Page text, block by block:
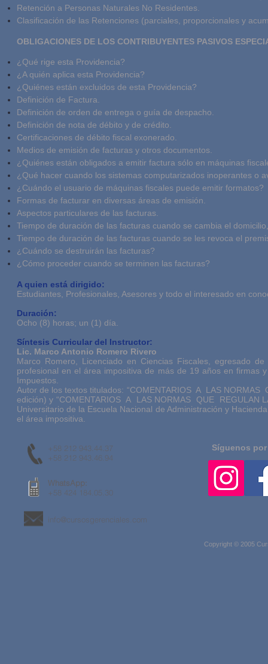
Retención a Personas Naturales No Residentes.
Clasificación de las Retenciones (parciales, proporcionales y
OBLIGACIONES DE LOS CONTRIBUYENTES PASIVOS
¿Qué rige esta Providencia?
¿A quién aplica esta Providencia?
¿Quiénes están excluidos de esta Providencia?
Definición de Factura.
Definición de orden de entrega o guía de despacho.
Definición de nota de débito y de crédito.
Certificaciones de débito fiscal exonerado.
Medios de emisión de facturas y otros documentos.
¿Quiénes están obligados a emitir factura sólo en máquinas
¿Qué hacer cuando los sistemas computarizados inoperantes o
¿Cuándo el usuario de máquinas fiscales puede emitir formatos?
Formas de facturar en diversas áreas de emisión.
Aspectos particulares de las facturas.
Tiempo de duración de las facturas cuando se cambia el
Tiempo de duración de las facturas cuando se les revoca el
¿Cuándo se destruirán las facturas?
¿Cómo proceder cuando se terminen las facturas?
A quien está dirigido:
Estudiantes, Profesionales, Asesores y todo el interesado en
Duración:
Ocho (8) horas; un (1) día.
Síntesis Curricular del Instructor:
Lic. Marco Antonio Romero Rivero
Marco Romero, Licenciado en Ciencias Fiscales, egresado
profesional en el área impositiva de más de 19 años en firmas
Impuestos.
Autor de los textos titulados: “COMENTARIOS A LAS
edición) y “COMENTARIOS A LAS NORMAS QUE REGULAN
Universitario de la Escuela Nacional de Administración y
el área impositiva.
+58 212 943.44.37
+58 212 943.46.94
WhatsApp:
+58 424 184.05.30
info@cursosgerenciales.com
Síguenos
Copyright © 2005